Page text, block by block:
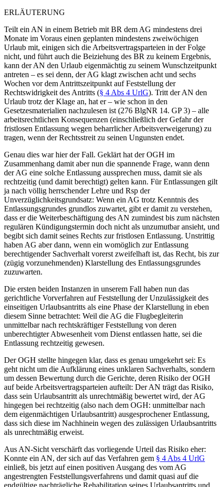
ERLÄUTERUNG
Teilt ein AN in einem Betrieb mit BR dem AG mindestens drei
Monate im Voraus einen geplanten mindestens zweiwöchigen
Urlaub mit, einigen sich die Arbeitsvertragsparteien in der Folge
nicht, und führt auch die Beiziehung des BR zu keinem Ergebnis,
kann der AN den Urlaub eigenmächtig zu seinem Wunschzeitpunkt
antreten – es sei denn, der AG klagt zwischen acht und sechs
Wochen vor dem Antrittszeitpunkt auf Feststellung der
Rechtswidrigkeit des Antritts (§ 4 Abs 4 UrlG). Tritt der AN den
Urlaub trotz der Klage an, hat er – wie schon in den
Gesetzesmaterialien nachzulesen ist (276 BlgNR 14. GP 3) – alle
arbeitsrechtlichen Konsequenzen (einschließlich der Gefahr der
fristlosen Entlassung wegen beharrlicher Arbeitsverweigerung) zu
tragen, wenn der Rechtsstreit zu seinen Ungunsten endet.
Genau dies war hier der Fall. Geklärt hat der OGH im
Zusammenhang damit aber nun die spannende Frage, wann denn
der AG eine solche Entlassung aussprechen muss, damit sie als
rechtzeitig (und damit berechtigt) gelten kann. Für Entlassungen gilt
ja nach völlig herrschender Lehre und Rsp der
Unverzüglichkeitsgrundsatz: Wenn ein AG trotz Kenntnis des
Entlassungsgrundes grundlos zuwartet, gibt er damit zu verstehen,
dass er die Weiterbeschäftigung des AN zumindest bis zum nächsten
regulären Kündigungstermin doch nicht als unzumutbar ansieht, und
begibt sich damit seines Rechts zur fristlosen Entlassung. Unstrittig
haben AG aber dann, wenn ein womöglich zur Entlassung
berechtigender Sachverhalt vorerst zweifelhaft ist, das Recht, bis zur
(zügig vorzunehmenden) Klarstellung des Entlassungsgrundes
zuzuwarten.
Die ersten beiden Instanzen in unserem Fall haben nun das
gerichtliche Vorverfahren auf Feststellung der Unzulässigkeit des
einseitigen Urlaubsantritts als eine Phase der Klarstellung in eben
diesem Sinne betrachtet: Weil die AG die Flugbegleiterin
unmittelbar nach rechtskräftiger Feststellung von deren
unberechtigter Abwesenheit vom Dienst entlassen hatte, sei die
Entlassung rechtzeitig gewesen.
Der OGH stellte hingegen klar, dass es genau umgekehrt sei: Es
geht nicht um die Aufklärung eines unklaren Sachverhalts, sondern
um dessen Bewertung durch die Gerichte, deren Risiko der OGH
auf beide Arbeitsvertragsparteien aufteilt: Der AN trägt das Risiko,
dass sein Urlaubsantritt als unrechtmäßig bewertet wird, der AG
hingegen bei rechtzeitig (also nach dem OGH: unmittelbar nach
dem eigenmächtigen Urlaubsantritt) ausgesprochener Entlassung,
dass sich diese im Nachhinein wegen des zulässigen Urlaubsantritts
als unrechtmäßig erweist.
Aus AN-Sicht verschärft das vorliegende Urteil das Risiko eher:
Konnte ein AN, der sich auf das Verfahren gem § 4 Abs 4 UrlG
einließ, bis jetzt auf einen positiven Ausgang des vom AG
angestrengten Feststellungsverfahrens und damit quasi auf die
endgültige nachträgliche Rehabilitation seines Urlaubsantritts und